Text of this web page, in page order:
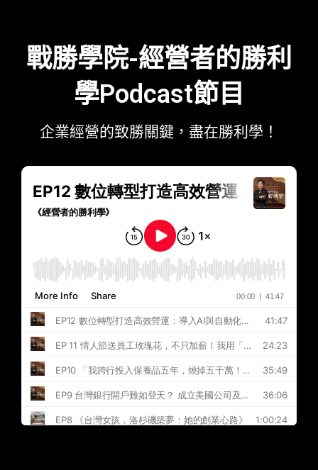
戰勝學院-經營者的勝利
學Podcast節目
企業經營的致勝關鍵，盡在勝利學！